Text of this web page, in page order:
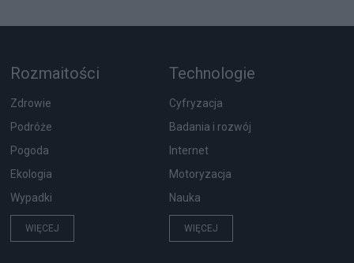
Rozmaitości
Zdrowie
Podróże
Pogoda
Ekologia
Wypadki
WIĘCEJ
Technologie
Cyfryzacja
Badania i rozwój
Internet
Motoryzacja
Nauka
WIĘCEJ